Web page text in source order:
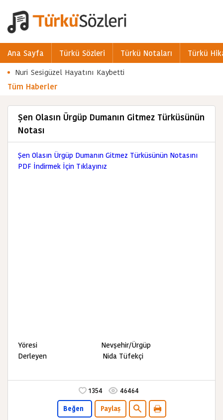
Ana Sayfa Türkü Sözleri Türkü Notaları
Türkü
Nuri Sesigüzel Hayatını Kaybetti
Tüm Haberler
Şen Olasın Ürgüp Dumanın Gitmez Türküsünün
Notası
Şen Olasın Ürgüp Dumanın Gitmez Türküsünün Notasını
PDF İndirmek İçin Tıklayınız
Yöresi Nevşehir/Ürgüp
Derleyen Nida Tüfekçi
1354 46464
Beğen Paylaş